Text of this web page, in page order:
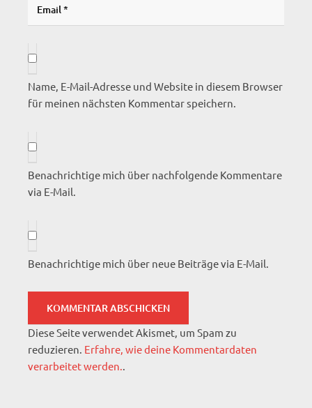
Name, E-Mail-Adresse und Website in diesem Browser
für meinen nächsten Kommentar speichern.
Benachrichtige mich über nachfolgende Kommentare
via E-Mail.
Benachrichtige mich über neue Beiträge via E-Mail.
Diese Seite verwendet Akismet, um Spam zu
reduzieren. Erfahre, wie deine Kommentardaten
verarbeitet werden..